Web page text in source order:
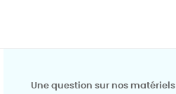
Une question sur nos matériels